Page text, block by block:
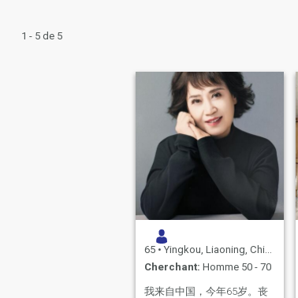
1 - 5 de 5
65 • Yingkou, Liaoning, Chine
Cherchant: Homme 50 - 70
我来自中国，今年65岁。丧